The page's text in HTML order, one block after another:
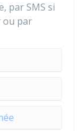
par SMS si
ou par